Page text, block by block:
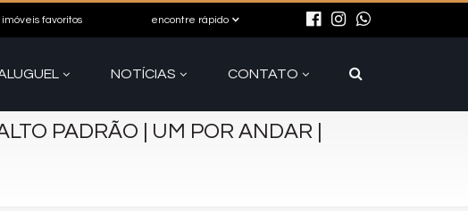
encontre rápido
imóveis favoritos
NOTÍCIAS CONTATO
PADRÃO | UM POR ANDAR |